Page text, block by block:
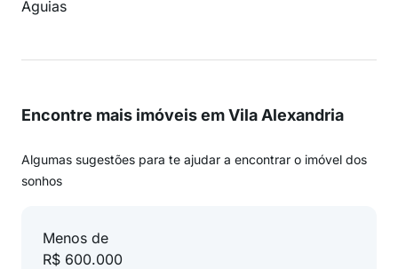
Aguias
Encontre mais imóveis em Vila Alexandria
Algumas sugestões para te ajudar a encontrar o imóvel dos
sonhos
Menos de
R$ 600.000